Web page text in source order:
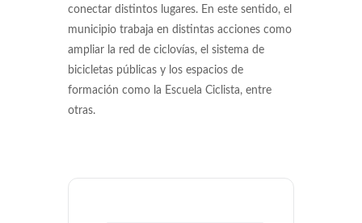
conectar distintos lugares. En este sentido, el
municipio trabaja en distintas acciones como
ampliar la red de ciclovías, el sistema de
bicicletas públicas y los espacios de
formación como la Escuela Ciclista, entre
otras.